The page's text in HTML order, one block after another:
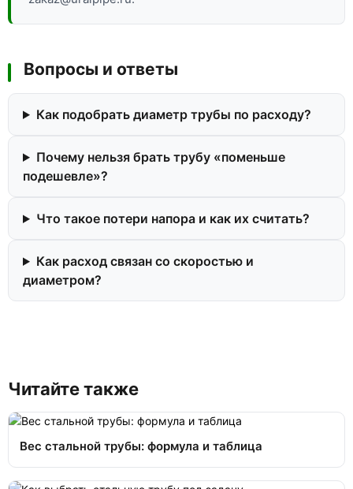
Вопросы и ответы
Как подобрать диаметр трубы по расходу?
Почему нельзя брать трубу «поменьше
подешевле»?
Что такое потери напора и как их считать?
Как расход связан со скоростью и
диаметром?
Читайте также
Вес стальной трубы: формула и таблица